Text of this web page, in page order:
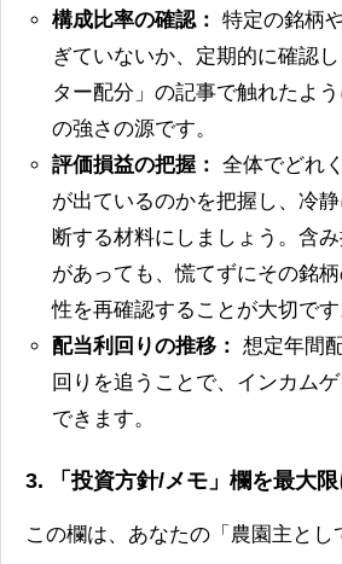
構成比率の確認： 特定の銘柄
ぎていないか、定期的に確認
ター配分」の記事で触れたよ
の強さの源です。
評価損益の把握： 全体でどれ
が出ているのかを把握し、冷
断する材料にしましょう。含
があっても、慌てずにその銘
性を再確認することが大切です
配当利回りの推移： 想定年間
回りを追うことで、インカム
できます。
3. 「投資方針/メモ」欄を最大
この欄は、あなたの「農園主とし